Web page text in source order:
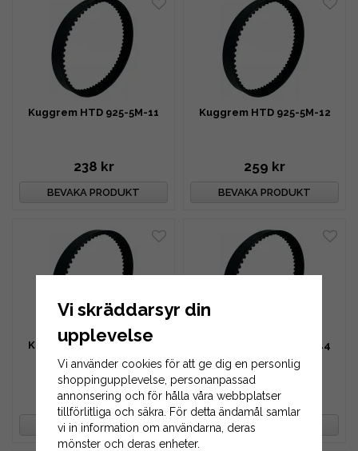
Kuggrem HTD 925-5M-11
238 kr
BEVAKA PRODUKT
Kuggrem HTD 925-5M-12
259 kr
BEVAKA PRODUKT
Kuggrem HTD 925-5M-13
281 kr
BEVAKA PRODUKT
Kuggrem HTD 925-5M-14
302 kr
BEVAKA PRODUKT
Vi skräddarsyr din
upplevelse
Vi använder cookies för att ge dig en personlig
shoppingupplevelse, personanpassad
annonsering och för hålla våra webbplatser
tillförlitliga och säkra. För detta ändamål samlar
vi in information om användarna, deras
mönster och deras enheter.